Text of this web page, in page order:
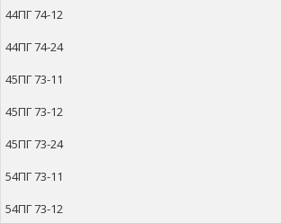
44ПГ 74-12
44ПГ 74-24
45ПГ 73-11
45ПГ 73-12
45ПГ 73-24
54ПГ 73-11
54ПГ 73-12